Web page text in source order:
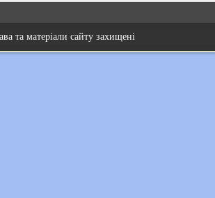
та матеріали сайту захищені